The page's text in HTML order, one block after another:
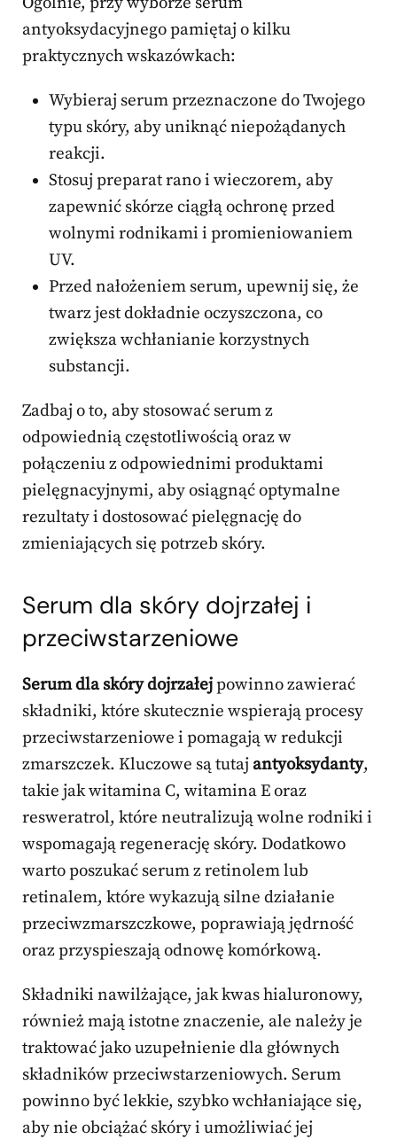
antyoksydacyjnego pamiętaj o kilku
praktycznych wskazówkach:
Wybieraj serum przeznaczone do Twojego
typu skóry, aby uniknąć niepożądanych
reakcji.
Stosuj preparat rano i wieczorem, aby
zapewnić skórze ciągłą ochronę przed
wolnymi rodnikami i promieniowaniem
UV.
Przed nałożeniem serum, upewnij się, że
twarz jest dokładnie oczyszczona, co
zwiększa wchłanianie korzystnych
substancji.
Zadbaj o to, aby stosować serum z
odpowiednią częstotliwością oraz w
połączeniu z odpowiednimi produktami
pielęgnacyjnymi, aby osiągnąć optymalne
rezultaty i dostosować pielęgnację do
zmieniających się potrzeb skóry.
Serum dla skóry dojrzałej i
przeciwstarzeniowe
Serum dla skóry dojrzałejpowinno zawierać
składniki, które skutecznie wspierają procesy
przeciwstarzeniowe i pomagają w redukcji
zmarszczek. Kluczowe są tutajantyoksydanty,
takie jak witamina C, witamina E oraz
resweratrol, które neutralizują wolne rodniki i
wspomagają regenerację skóry. Dodatkowo
warto poszukać serum z retinolem lub
retinalem, które wykazują silne działanie
przeciwzmarszczkowe, poprawiają jędrność
oraz przyspieszają odnowę komórkową.
Składniki nawilżające, jak kwas hialuronowy,
również mają istotne znaczenie, ale należy je
traktować jako uzupełnienie dla głównych
składników przeciwstarzeniowych. Serum
powinno być lekkie, szybko wchłaniające się,
aby nie obciążać skóry i umożliwiać jej